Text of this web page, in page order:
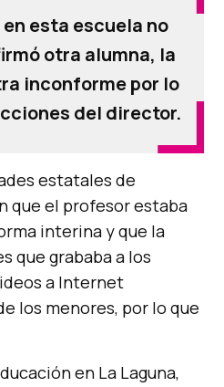
esta escuela no
otra alumna, la
inconforme por lo
del director.
estatales de
que el profesor estaba
interina y que la
que grababa a los
a Internet
los menores, por lo que
en La Laguna,